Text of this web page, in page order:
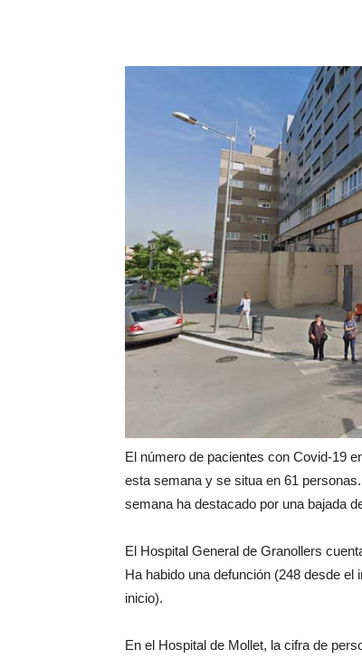
El número de pacientes con Covid-19
esta semana y se situa en 61
semana ha destacado por una bajada
El Hospital General de Granollers
Ha habido una defunción (248 desde
inicio).
En el Hospital de Mollet, la cifra de